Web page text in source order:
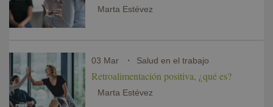
Marta Estévez
03 Mar Salud en el trabajo
Retroalimentación positiva, ¿qué es?
Marta Estévez